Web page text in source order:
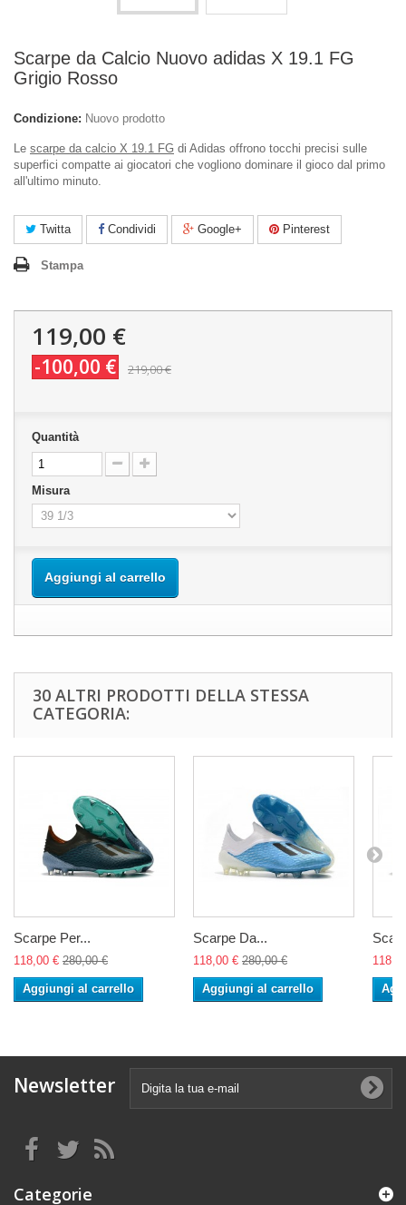
Scarpe da Calcio Nuovo adidas X 19.1 FG
Grigio Rosso
Condizione: Nuovo prodotto
Le scarpe da calcio X 19.1 FG di Adidas offrono tocchi precisi sulle
superfici compatte ai giocatori che vogliono dominare il gioco dal primo
all'ultimo minuto.
Twitta Condividi Google+ Pinterest
Stampa
119,00 €
-100,00 € 219,00 €
Quantità
Misura
Aggiungi al carrello
30 ALTRI PRODOTTI DELLA STESSA
CATEGORIA:
Scarpe Per...
118,00 € 280,00 €
Aggiungi al carrello
Scarpe Da...
118,00 € 280,00 €
Aggiungi al carrello
Newsletter
Categorie